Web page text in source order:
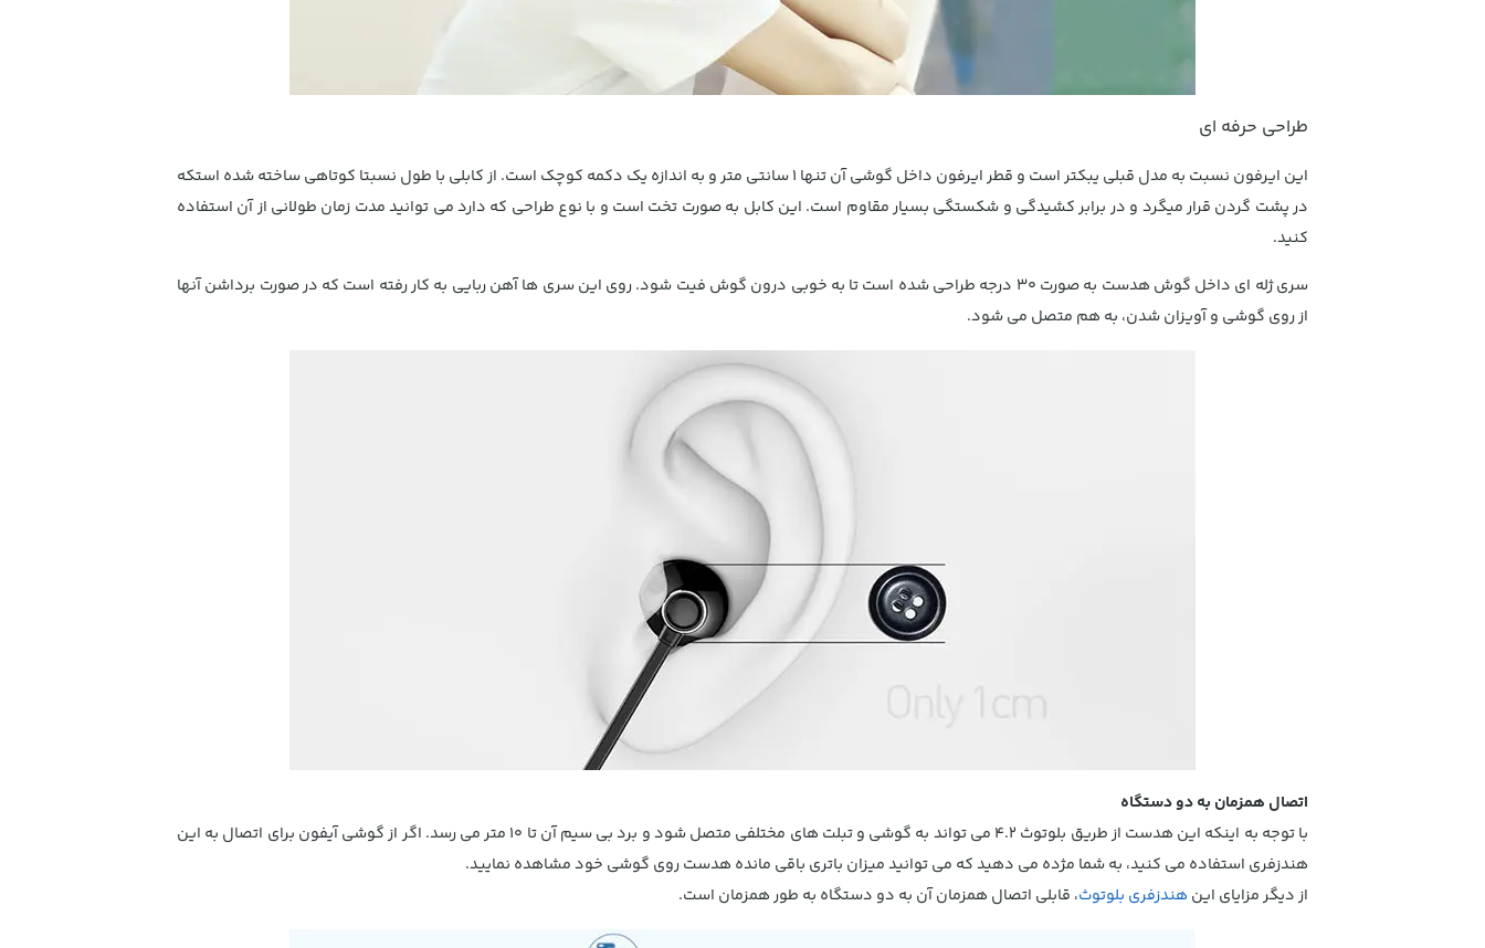
طراحی حرفه ای
این ایرفون نسبت به مدل قبلی یبکتر است و قطر ایرفون داخل گوشی آن تنها 1 سانتی متر و به اندازه یک دکمه کوچک است. از کابلی با طول نسبتا کوتاهی ساخته شده استکه
در پشت گردن قرار میگرد و در برابر کشیدگی و شکستگی بسیار مقاوم است. این کابل به صورت تخت است و با نوع طراحی که دارد می توانید مدت زمان طولانی از آن استفاده
کنید.
سری ژله ای داخل گوش هدست به صورت 30 درجه طراحی شده است تا به خوبی درون گوش فیت شود. روی این سری ها آهن ربایی به کار رفته است که در صورت برداشن آنها
از روی گوشی و آویزان شدن، به هم متصل می شود.
اتصال همزمان به دو دستگاه
با توجه به اینکه این هدست از طریق بلوتوث 4.2 می تواند به گوشی و تبلت های مختلفی متصل شود و برد بی سیم آن تا 10 متر می رسد. اگر از گوشی آیفون برای اتصال به این
هندزفری استفاده می کنید، به شما مژده می دهید که می توانید میزان باتری باقی مانده هدست روی گوشی خود مشاهده نمایید.
از دیگر مزایای این هندزفری بلوتوث، قابلی اتصال همزمان آن به دو دستگاه به طور همزمان است.